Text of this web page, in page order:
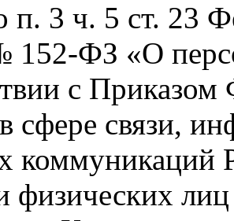
п. 3 ч. 5 ст. 23
152-ФЗ «О
с
сфере связи,
коммуникаций
физических